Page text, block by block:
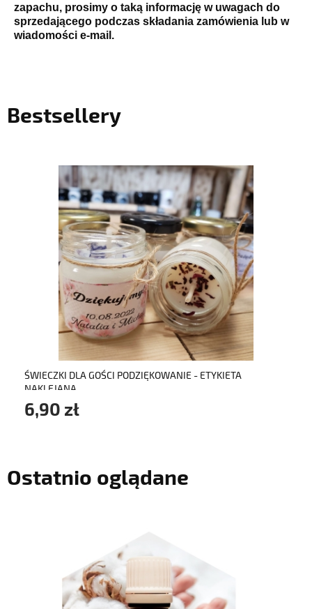
zapachu, prosimy o taką informację w uwagach do
sprzedającego podczas składania zamówienia lub w
wiadomości e-mail.
Bestsellery
ŚWIECZKI DLA GOŚCI PODZIĘKOWANIE - ETYKIETA
NAKLEJANA
6,90 zł
do koszyka
Ostatnio oglądane